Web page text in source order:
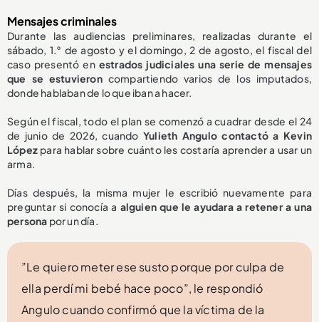
Mensajes criminales
Durante las audiencias preliminares, realizadas durante el
sábado, 1.° de agosto y el domingo, 2 de agosto, el fiscal del
caso presentó en estrados judiciales una serie de mensajes
que se estuvieroncompartiendo varios de los imputados,
donde hablaban de lo que iban a hacer.
Según el fiscal, todo el plan se comenzó a cuadrar desde el 24
de junio de 2026, cuando Yulieth Angulo contactó a Kevin
López para hablar sobre cuánto les costaría aprender a usar un
arma.
Días después, la misma mujer le escribió nuevamente para
preguntar si conocía a alguien que le ayudara a retener a una
persona por un día.
”Le quiero meter ese susto porque por culpa de
ella perdí mi bebé hace poco”, le respondió
Angulo cuando confirmó que la víctima de la